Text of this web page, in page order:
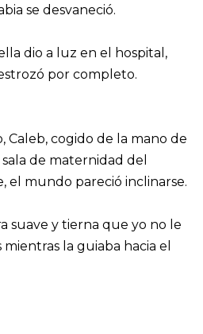
se desvaneció.
dio a luz en el hospital,
por completo.
Caleb, cogido de la mano de
de maternidad del
el mundo pareció inclinarse.
suave y tierna que yo no le
la guiaba hacia el